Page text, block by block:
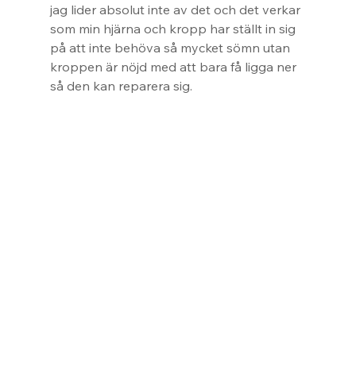
jag lider absolut inte av det och det verkar
som min hjärna och kropp har ställt in sig
på att inte behöva så mycket sömn utan
kroppen är nöjd med att bara få ligga ner
så den kan reparera sig.